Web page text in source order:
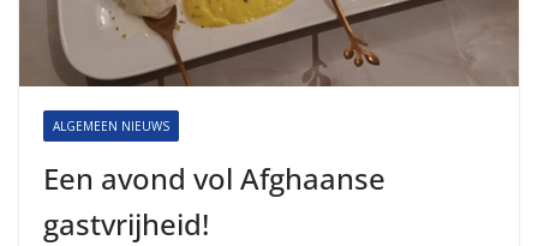
ALGEMEEN NIEUWS
Een avond vol Afghaanse
gastvrijheid!